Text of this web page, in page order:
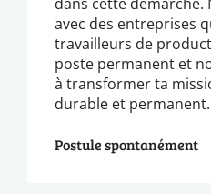
avec des entreprises
travailleurs de
poste permanent et
à transformer ta
durable et permanent.
Postule spontanément